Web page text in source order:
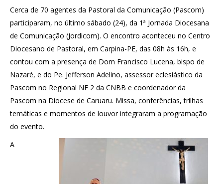
Cerca de 70 agentes da Pastoral da Comunicação (Pascom)
participaram, no último sábado (24), da 1ª Jornada Diocesana
de Comunicação (Jordicom). O encontro aconteceu no Centro
Diocesano de Pastoral, em Carpina-PE, das 08h às 16h, e
contou com a presença de Dom Francisco Lucena, bispo de
Nazaré, e do Pe. Jefferson Adelino, assessor eclesiástico da
Pascom no Regional NE 2 da CNBB e coordenador da
Pascom na Diocese de Caruaru. Missa, conferências, trilhas
temáticas e momentos de louvor integraram a programação
do evento.
A